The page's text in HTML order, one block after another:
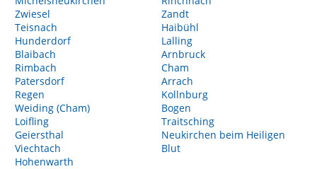
Zwiesel
Teisnach
Hunderdorf
Blaibach
Rimbach
Patersdorf
Regen
Weiding (Cham)
Loifling
Geiersthal
Viechtach
Hohenwarth
Zandt
Haibühl
Lalling
Arnbruck
Cham
Arrach
Kollnburg
Bogen
Traitsching
Neukirchen beim Heiligen
Blut